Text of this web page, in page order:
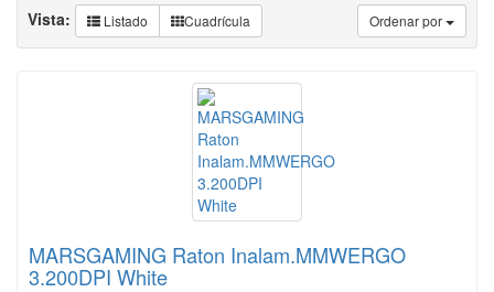
Ordenar por
Vista: Listado Cuadrícula
MARSGAMING Raton Inalam.MMWERGO
3.200DPI White